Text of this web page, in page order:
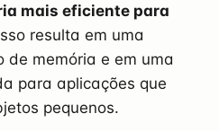
mais eficiente para
resulta em uma
de memória e em uma
para aplicações que
pequenos.